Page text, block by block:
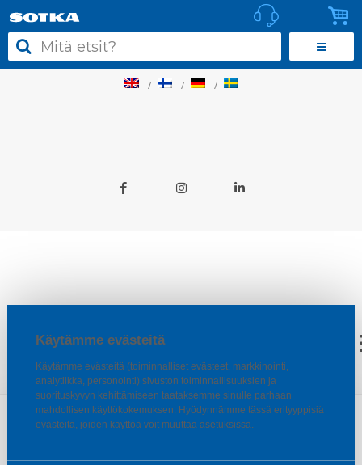
Käytämme evästeitä
Käytämme evästeitä (toiminnalliset evästeet, markkinointi,
analytiikka, personointi) sivuston toiminnallisuuksien ja
suorituskyvyn kehittämiseen taataksemme sinulle parhaan
mahdollisen käyttökokemuksen. Hyödynnämme tässä erityyppisiä
evästeitä, joiden käyttöä voit muuttaa asetuksissa.